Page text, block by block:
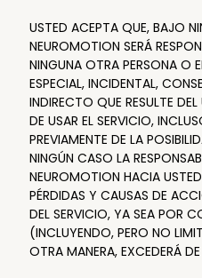
USTED ACEPTA QUE, BAJO
NEUROMOTION SERÁ
NINGUNA OTRA PERSONA O
ESPECIAL, INCIDENTAL,
INDIRECTO QUE RESULTE
DE USAR EL SERVICIO,
PREVIAMENTE DE LA
NINGÚN CASO LA
NEUROMOTION HACIA
PÉRDIDAS Y CAUSAS DE
DEL SERVICIO, YA SEA POR
(INCLUYENDO, PERO NO
OTRA MANERA, EXCEDERÁ